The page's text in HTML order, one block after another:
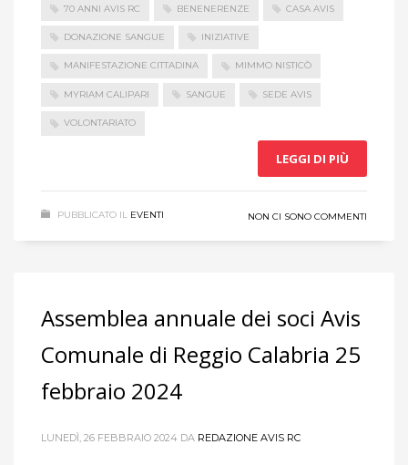
70 ANNI AVIS RC BENENERENZE CASA AVIS
DONAZIONE SANGUE INIZIATIVE
MANIFESTAZIONE CITTADINA MIMMO NISTICÒ
MYRIAM CALIPARI SANGUE SEDE AVIS
VOLONTARIATO
LEGGI DI PIÙ
PUBBLICATO IL EVENTI NON CI SONO COMMENTI
Assemblea annuale dei soci Avis
Comunale di Reggio Calabria 25
febbraio 2024
LUNEDÌ, 26 FEBBRAIO 2024 DA REDAZIONE AVIS RC